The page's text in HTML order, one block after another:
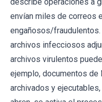
describe operaciones a
envían miles de correos
engañosos/
archivos infecciosos
archivos virulentos
ejemplo, documentos de
archivados y